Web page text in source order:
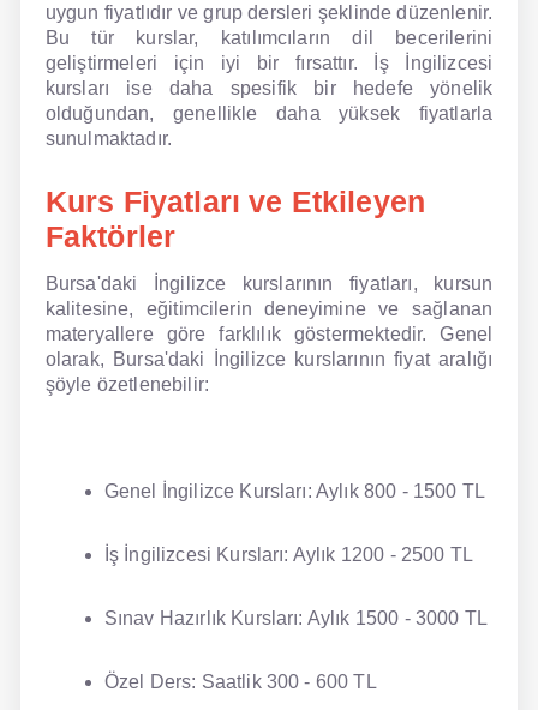
uygun fiyatlıdır ve grup dersleri şeklinde düzenlenir.
Bu tür kurslar, katılımcıların dil becerilerini
geliştirmeleri için iyi bir fırsattır. İş İngilizcesi
kursları ise daha spesifik bir hedefe yönelik
olduğundan, genellikle daha yüksek fiyatlarla
sunulmaktadır.
Kurs Fiyatları ve Etkileyen
Faktörler
Bursa'daki İngilizce kurslarının fiyatları, kursun
kalitesine, eğitimcilerin deneyimine ve sağlanan
materyallere göre farklılık göstermektedir. Genel
olarak, Bursa'daki İngilizce kurslarının fiyat aralığı
şöyle özetlenebilir:
Genel İngilizce Kursları: Aylık 800 - 1500 TL
İş İngilizcesi Kursları: Aylık 1200 - 2500 TL
Sınav Hazırlık Kursları: Aylık 1500 - 3000 TL
Özel Ders: Saatlik 300 - 600 TL